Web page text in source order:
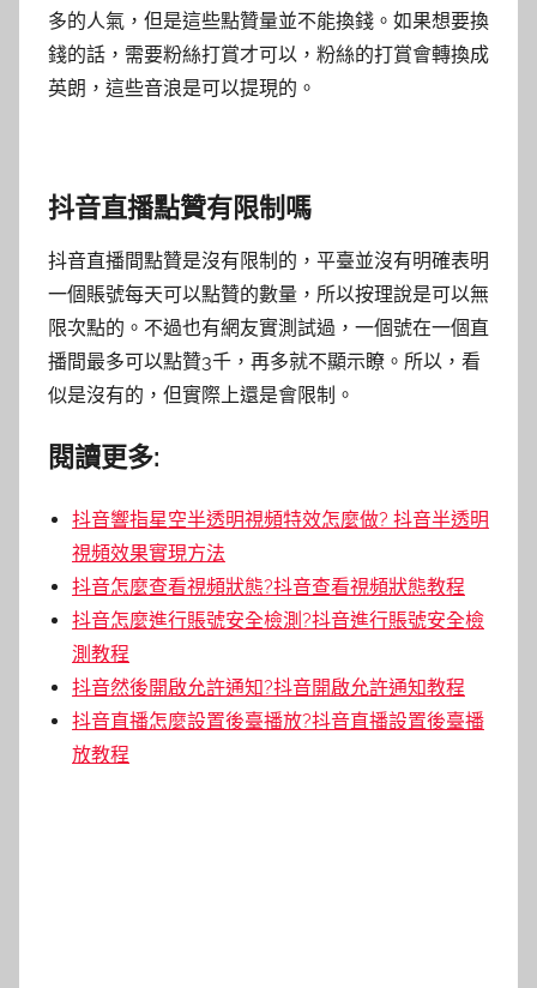
多的人氣，但是這些點贊量並不能換錢。如果想要換
錢的話，需要粉絲打賞才可以，粉絲的打賞會轉換成
英朗，這些音浪是可以提現的。
抖音直播點贊有限制嗎
抖音直播間點贊是沒有限制的，平臺並沒有明確表明
一個賬號每天可以點贊的數量，所以按理說是可以無
限次點的。不過也有網友實測試過，一個號在一個直
播間最多可以點贊3千，再多就不顯示瞭。所以，看
似是沒有的，但實際上還是會限制。
閱讀更多:
抖音響指星空半透明視頻特效怎麼做? 抖音半透明
視頻效果實現方法
抖音怎麼查看視頻狀態?抖音查看視頻狀態教程
抖音怎麼進行賬號安全檢測?抖音進行賬號安全檢
測教程
抖音然後開啟允許通知?抖音開啟允許通知教程
抖音直播怎麼設置後臺播放?抖音直播設置後臺播
放教程